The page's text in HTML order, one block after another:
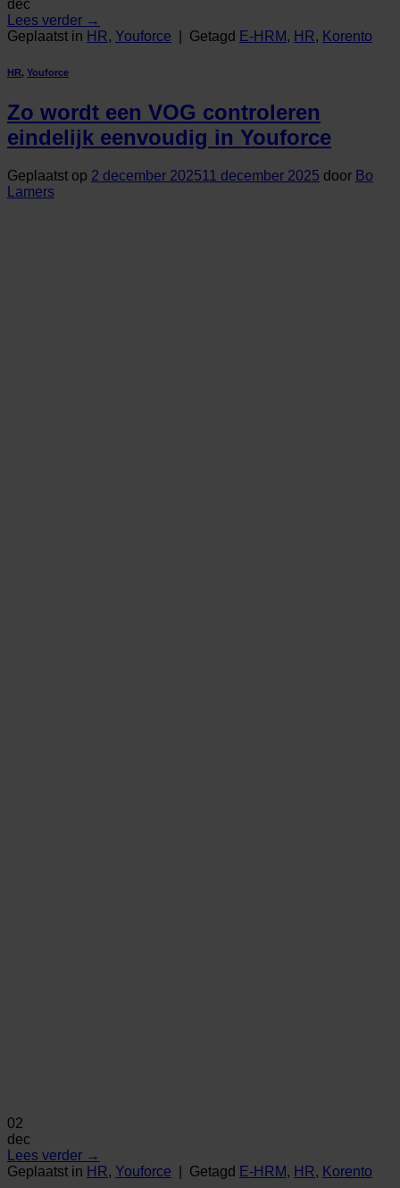
dec
Lees verder →
Geplaatst in HR, Youforce Getagd E-HRM, HR, Korento
HR, Youforce
Zo wordt een VOG controleren
eindelijk eenvoudig in Youforce
Geplaatst op 2 december 202511 december 2025 door Bo
Lamers
02
dec
Lees verder →
Geplaatst in HR, Youforce Getagd E-HRM, HR, Korento